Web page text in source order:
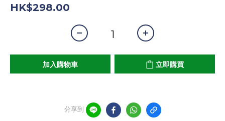
HK$298.00
加入購物車 立即購買
分享到